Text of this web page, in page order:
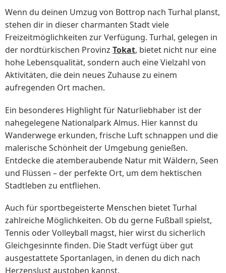
Wenn du deinen Umzug von Bottrop nach Turhal planst,
stehen dir in dieser charmanten Stadt viele
Freizeitmöglichkeiten zur Verfügung. Turhal, gelegen in
der nordtürkischen Provinz Tokat, bietet nicht nur eine
hohe Lebensqualität, sondern auch eine Vielzahl von
Aktivitäten, die dein neues Zuhause zu einem
aufregenden Ort machen.
Ein besonderes Highlight für Naturliebhaber ist der
nahegelegene Nationalpark Almus. Hier kannst du
Wanderwege erkunden, frische Luft schnappen und die
malerische Schönheit der Umgebung genießen.
Entdecke die atemberaubende Natur mit Wäldern, Seen
und Flüssen – der perfekte Ort, um dem hektischen
Stadtleben zu entfliehen.
Auch für sportbegeisterte Menschen bietet Turhal
zahlreiche Möglichkeiten. Ob du gerne Fußball spielst,
Tennis oder Volleyball magst, hier wirst du sicherlich
Gleichgesinnte finden. Die Stadt verfügt über gut
ausgestattete Sportanlagen, in denen du dich nach
Herzenslust austoben kannst.